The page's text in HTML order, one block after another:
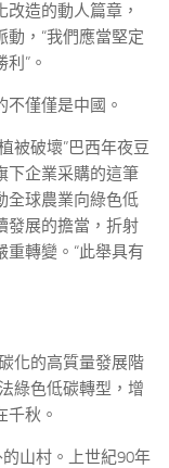
造的動人篇章，
，“我們應當堅定
”。
僅僅是中國。
被破壞”巴西年夜豆
下企業采購的這筆
全球農業向綠色低
發展的擔當，折射
轉變。“此舉具有
化的高質量發展階
綠色低碳轉型，增
秋。
山村。上世紀90年